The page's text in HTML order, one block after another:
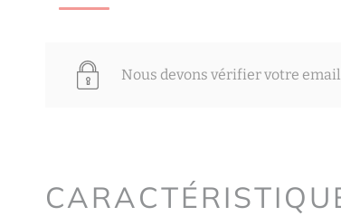
Nous devons vérifier votre